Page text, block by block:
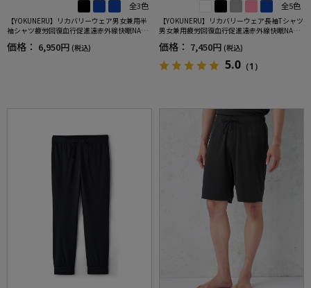
全3色
【YOKUNERU】リカバリーウェア男女兼用半
袖シャツ疲労回復血行促進遠赤外線快眠NANO
MIX(R)【一般医療機器】SS～LLサイズ
価格： 6,950円 (税込)
全5色
【YOKUNERU】リカバリーウェア長袖Tシャツ
男女兼用疲労回復血行促進遠赤外線快眠NANO
MIX(R)【一般医療機器】SS～LLサイズ
価格： 7,450円 (税込)
5.0 （1）